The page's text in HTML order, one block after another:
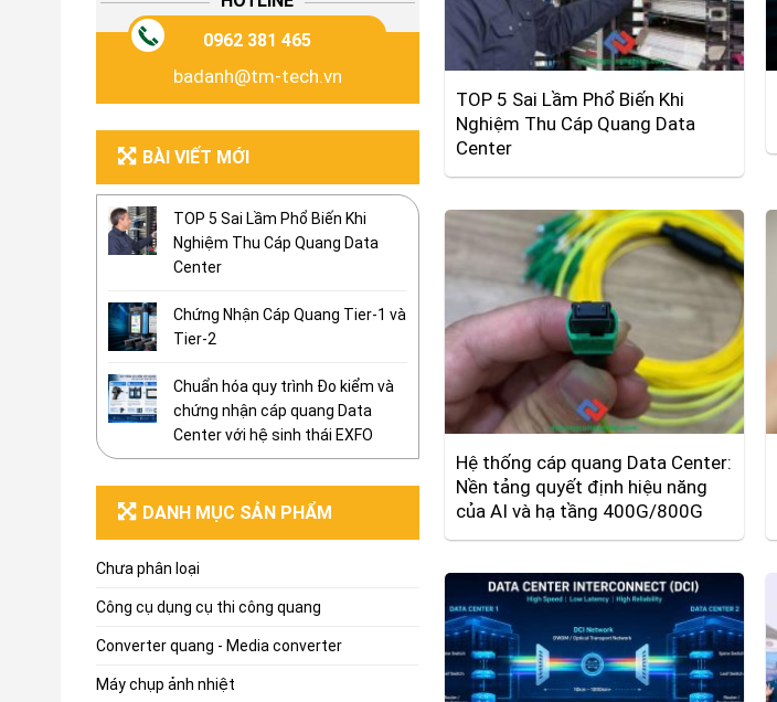
0962 381 465
badanh@tm-tech.vn
BÀI VIẾT MỚI
TOP 5 Sai Lầm Phổ Biến Khi
Nghiệm Thu Cáp Quang Data
Center
Chứng Nhận Cáp Quang Tier-1 và
Tier-2
Chuẩn hóa quy trình Đo kiểm và
chứng nhận cáp quang Data
Center với hệ sinh thái EXFO
DANH MỤC SẢN PHẨM
Chưa phân loại
Công cụ dụng cụ thi công quang
Converter quang - Media converter
Máy chụp ảnh nhiệt
TOP 5 Sai Lầm Phổ Biến Khi
Nghiệm Thu Cáp Quang Data
Center
Hệ thống cáp quang Data Center:
Nền tảng quyết định hiệu năng
của AI và hạ tầng 400G/800G